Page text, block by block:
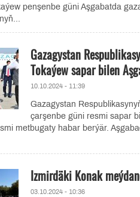
penşenbe güni Aşgabatda
Gazagystan
Tokaýew sapar bilen
10.10.2024 - 11:39
Gazagystan
çarşenbe güni resmi sapar
metbugaty habar berýär.
Izmirdäki Konak
03.10.2024 - 10:36